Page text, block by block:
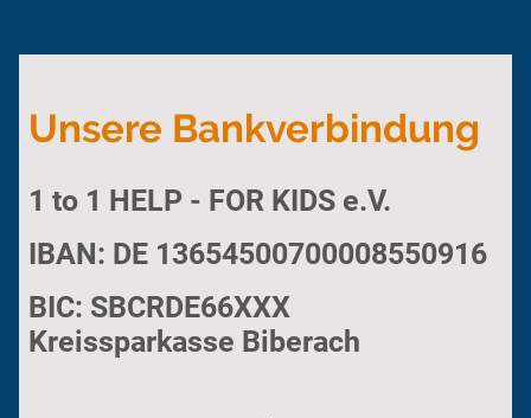
Unsere Bankverbindung
1 to 1 HELP - FOR KIDS e.V.
IBAN: DE 13654500700008550916
BIC: SBCRDE66XXX
Kreissparkasse Biberach